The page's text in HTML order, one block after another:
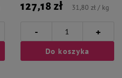
127,18 zł 31,80 zł / kg
- +
Do koszyka